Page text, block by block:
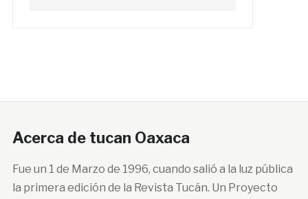
Acerca de tucan Oaxaca
Fue un 1 de Marzo de 1996, cuando salió a la luz pública
la primera edición de la Revista Tucán. Un Proyecto